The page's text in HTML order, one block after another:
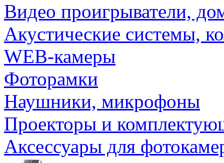
Видео проигрыватели,
Акустические системы,
WEB-камеры
Фоторамки
Наушники, микрофоны
Проекторы и
Аксессуары для